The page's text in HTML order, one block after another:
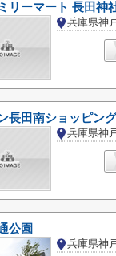
リーマート 長田神
長田南ショッピン
兵庫県神
公園